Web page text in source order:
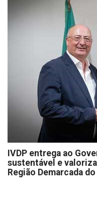
IVDP entrega ao
sustentável e
Região Demarcada